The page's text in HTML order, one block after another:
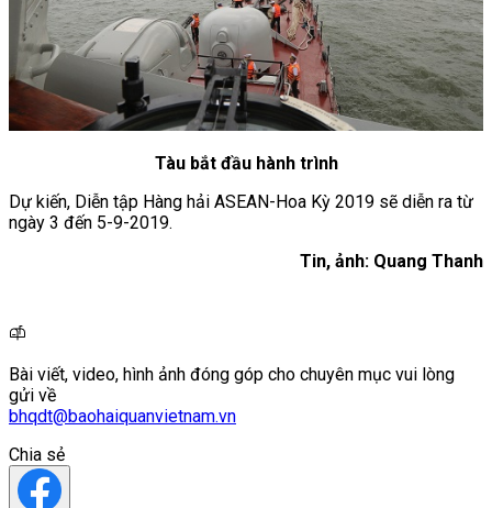
Tàu bắt đầu hành trình
Dự kiến, Diễn tập Hàng hải ASEAN-Hoa Kỳ 2019 sẽ diễn ra từ
ngày 3 đến 5-9-2019.
Tin, ảnh: Quang Thanh
Bài viết, video, hình ảnh đóng góp cho chuyên mục vui lòng
gửi về
bhqdt@baohaiquanvietnam.vn
Chia sẻ